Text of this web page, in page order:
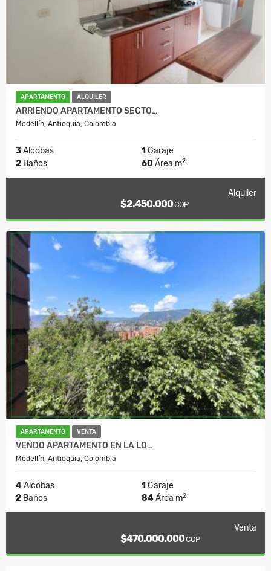
APARTAMENTO ALQUILER
ARRIENDO APARTAMENTO SECTO…
Medellín, Antioquia, Colombia
3Alcobas 1 Garaje
2 Baños 60 Área m2
Alquiler
$2.450.000COP
APARTAMENTO VENTA
VENDO APARTAMENTO EN LA LO…
Medellín, Antioquia, Colombia
4Alcobas 1 Garaje
2 Baños 84Área m2
Venta
$470.000.000COP